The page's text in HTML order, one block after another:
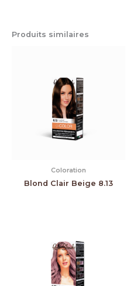
Produits similaires
Coloration
Blond Clair Beige 8.13